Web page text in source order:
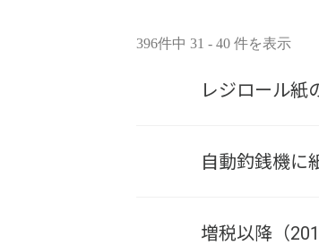
396件中 31 - 40 件を表示
レジロール紙
自動釣銭機に
増税以降（